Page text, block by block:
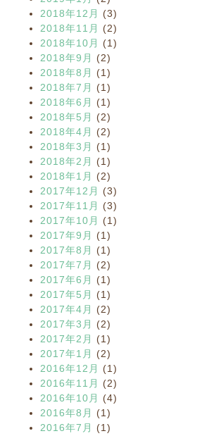
2018年12月
(3)
2018年11月
(2)
2018年10月
(1)
2018年9月
(2)
2018年8月
(1)
2018年7月
(1)
2018年6月
(1)
2018年5月
(2)
2018年4月
(2)
2018年3月
(1)
2018年2月
(1)
2018年1月
(2)
2017年12月
(3)
2017年11月
(3)
2017年10月
(1)
2017年9月
(1)
2017年8月
(1)
2017年7月
(2)
2017年6月
(1)
2017年5月
(1)
2017年4月
(2)
2017年3月
(2)
2017年2月
(1)
2017年1月
(2)
2016年12月
(1)
2016年11月
(2)
2016年10月
(4)
2016年8月
(1)
2016年7月
(1)